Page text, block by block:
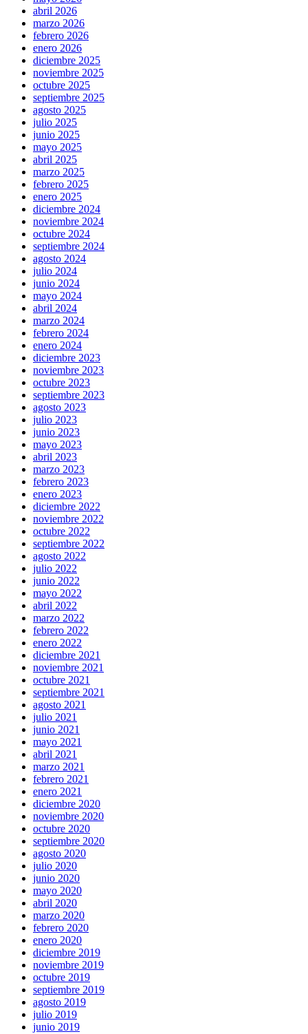
abril 2026
marzo 2026
febrero 2026
enero 2026
diciembre 2025
noviembre 2025
octubre 2025
septiembre 2025
agosto 2025
julio 2025
junio 2025
mayo 2025
abril 2025
marzo 2025
febrero 2025
enero 2025
diciembre 2024
noviembre 2024
octubre 2024
septiembre 2024
agosto 2024
julio 2024
junio 2024
mayo 2024
abril 2024
marzo 2024
febrero 2024
enero 2024
diciembre 2023
noviembre 2023
octubre 2023
septiembre 2023
agosto 2023
julio 2023
junio 2023
mayo 2023
abril 2023
marzo 2023
febrero 2023
enero 2023
diciembre 2022
noviembre 2022
octubre 2022
septiembre 2022
agosto 2022
julio 2022
junio 2022
mayo 2022
abril 2022
marzo 2022
febrero 2022
enero 2022
diciembre 2021
noviembre 2021
octubre 2021
septiembre 2021
agosto 2021
julio 2021
junio 2021
mayo 2021
abril 2021
marzo 2021
febrero 2021
enero 2021
diciembre 2020
noviembre 2020
octubre 2020
septiembre 2020
agosto 2020
julio 2020
junio 2020
mayo 2020
abril 2020
marzo 2020
febrero 2020
enero 2020
diciembre 2019
noviembre 2019
octubre 2019
septiembre 2019
agosto 2019
julio 2019
junio 2019